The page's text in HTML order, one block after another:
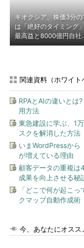
キオクシア、株価3分の
は「絶好のタイミング
最高益と8000億円自社
関連資料（ホワイト
RPAとAIの違いとは
用方法
東急建設に学ぶ、1
スクを解消した方法
いまWordPressから
が増えている理由
顧客データの重複は
成果を向上させる秘
「どこで何が起こ
クマップ自動作成術
今、あなたにオスス